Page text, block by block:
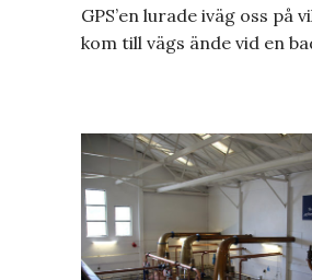
GPS’en lurade iväg oss på
kom till vägs ände vid en